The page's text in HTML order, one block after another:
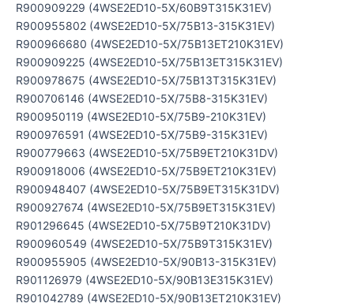
R900909229 (4WSE2ED10-5X/60B9T315K31EV)
R900955802 (4WSE2ED10-5X/75B13-315K31EV)
R900966680 (4WSE2ED10-5X/75B13ET210K31EV)
R900909225 (4WSE2ED10-5X/75B13ET315K31EV)
R900978675 (4WSE2ED10-5X/75B13T315K31EV)
R900706146 (4WSE2ED10-5X/75B8-315K31EV)
R900950119 (4WSE2ED10-5X/75B9-210K31EV)
R900976591 (4WSE2ED10-5X/75B9-315K31EV)
R900779663 (4WSE2ED10-5X/75B9ET210K31DV)
R900918006 (4WSE2ED10-5X/75B9ET210K31EV)
R900948407 (4WSE2ED10-5X/75B9ET315K31DV)
R900927674 (4WSE2ED10-5X/75B9ET315K31EV)
R901296645 (4WSE2ED10-5X/75B9T210K31DV)
R900960549 (4WSE2ED10-5X/75B9T315K31EV)
R900955905 (4WSE2ED10-5X/90B13-315K31EV)
R901126979 (4WSE2ED10-5X/90B13E315K31EV)
R901042789 (4WSE2ED10-5X/90B13ET210K31EV)